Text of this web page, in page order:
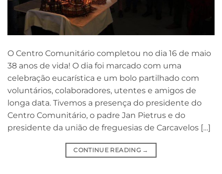
O Centro Comunitário completou no dia 16 de maio
38 anos de vida! O dia foi marcado com uma
celebração eucarística e um bolo partilhado com
voluntários, colaboradores, utentes e amigos de
longa data. Tivemos a presença do presidente do
Centro Comunitário, o padre Jan Pietrus e do
presidente da união de freguesias de Carcavelos […]
CONTINUE READING →